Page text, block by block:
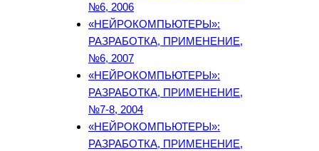
№6, 2006
«НЕЙРОКОМПЬЮТЕРЫ»:
РАЗРАБОТКА, ПРИМЕНЕНИЕ,
№6, 2007
«НЕЙРОКОМПЬЮТЕРЫ»:
РАЗРАБОТКА, ПРИМЕНЕНИЕ,
№7-8, 2004
«НЕЙРОКОМПЬЮТЕРЫ»:
РАЗРАБОТКА, ПРИМЕНЕНИЕ,